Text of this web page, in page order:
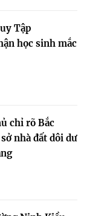
Tập
học sinh mắc
chỉ rõ Bắc
nhà đất dôi dư